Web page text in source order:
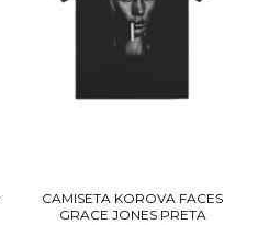
CAMISETA KOROVA FACES
GRACE JONES PRETA